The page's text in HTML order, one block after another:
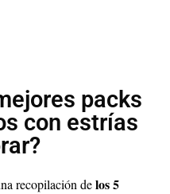
packs
con estrías
recopilación delos 5